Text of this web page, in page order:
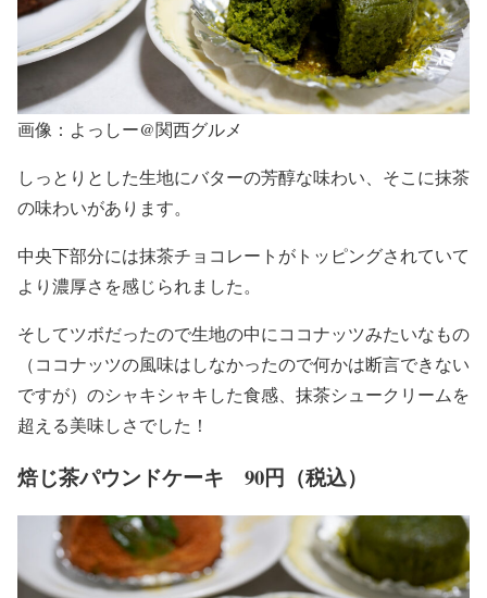
画像：よっしー@関西グルメ
しっとりとした生地にバターの芳醇な味わい、そこに抹茶
の味わいがあります。
中央下部分には抹茶チョコレートがトッピングされていて
より濃厚さを感じられました。
そしてツボだったので生地の中にココナッツみたいなもの
（ココナッツの風味はしなかったので何かは断言できない
ですが）のシャキシャキした食感、抹茶シュークリームを
超える美味しさでした！
焙じ茶パウンドケーキ 90円（税込）